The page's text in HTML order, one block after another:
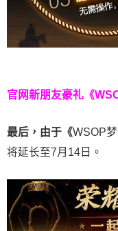
官网新朋友豪礼 《
最后，由于《WSOP
将延长至7月14日。